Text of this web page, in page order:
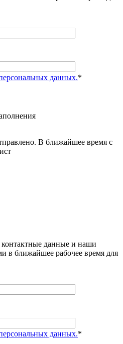
данных.*
В ближайшее время с
данные и наши
в ближайшее рабочее время для
данных.*